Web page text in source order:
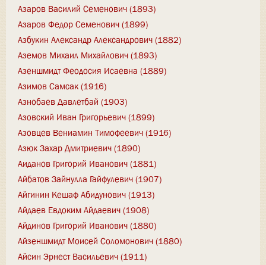
Азаров Василий Семенович (1893)
Азаров Федор Семенович (1899)
Азбукин Александр Александрович (1882)
Аземов Михаил Михайлович (1893)
Азеншмидт Феодосия Исаевна (1889)
Азимов Самсак (1916)
Азнобаев Давлетбай (1903)
Азовский Иван Григорьевич (1899)
Азовцев Вениамин Тимофеевич (1916)
Азюк Захар Дмитриевич (1890)
Аиданов Григорий Иванович (1881)
Айбатов Зайнулла Гайфулевич (1907)
Айгинин Кешаф Абидунович (1913)
Айдаев Евдоким Айдаевич (1908)
Айдинов Григорий Иванович (1880)
Айзеншмидт Моисей Соломонович (1880)
Айсин Эрнест Васильевич (1911)